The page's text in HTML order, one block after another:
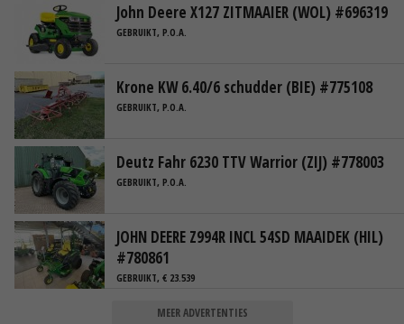
John Deere X127 ZITMAAIER (WOL) #696319
GEBRUIKT, P.O.A.
Krone KW 6.40/6 schudder (BIE) #775108
GEBRUIKT, P.O.A.
Deutz Fahr 6230 TTV Warrior (ZIJ) #778003
GEBRUIKT, P.O.A.
JOHN DEERE Z994R INCL 54SD MAAIDEK (HIL)
#780861
GEBRUIKT, € 23.539
MEER ADVERTENTIES